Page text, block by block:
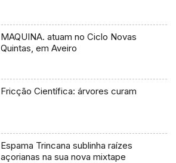
MAQUINA. atuam no Ciclo Novas
Quintas, em Aveiro
Fricção Científica: árvores curam
Espama Trincana sublinha raízes
açorianas na sua nova mixtape